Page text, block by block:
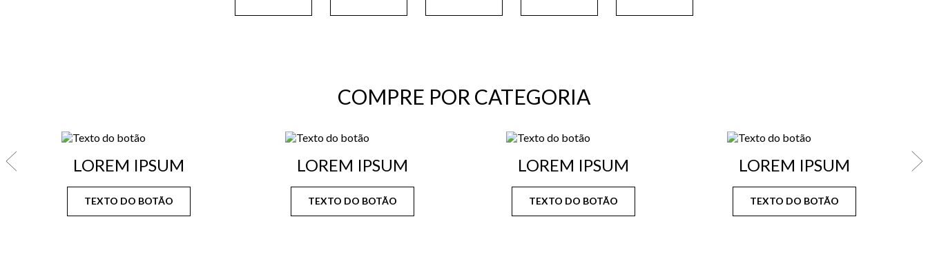
COMPRE POR CATEGORIA
LOREM IPSUM
TEXTO DO BOTÃO
LOREM IPSUM
TEXTO DO BOTÃO
LOREM IPSUM
TEXTO DO BOTÃO
LOREM IPSUM
TEXTO DO BOTÃO